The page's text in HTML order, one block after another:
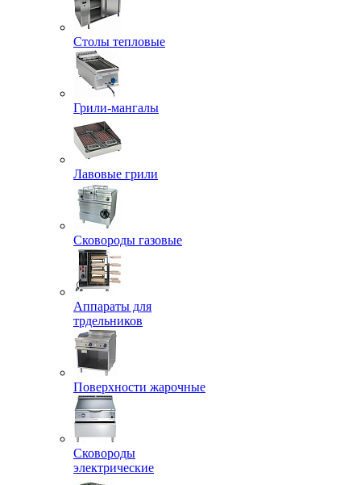
Столы тепловые
Грили-мангалы
Лавовые грили
Сковороды газовые
Аппараты для
трдельников
Поверхности жарочные
Сковороды
электрические